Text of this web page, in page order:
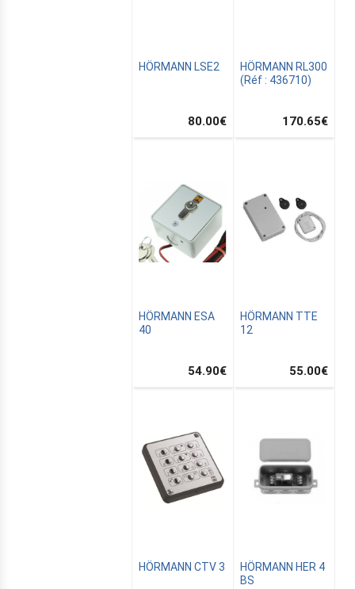
HÖRMANN LSE2
80.00€
HÖRMANN RL300
(Réf : 436710)
170.65€
HÖRMANN ESA
40
54.90€
HÖRMANN TTE
12
55.00€
HÖRMANN CTV 3
HÖRMANN HER 4
BS